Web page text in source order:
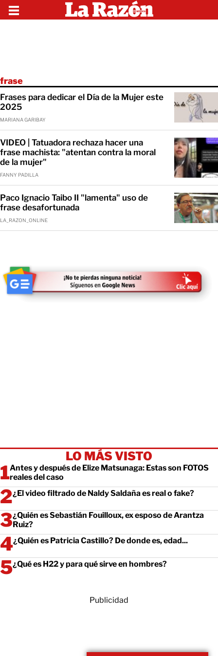
frase
Frases para dedicar el Día de la Mujer este
2025
MARIANA GARIBAY
VIDEO | Tatuadora rechaza hacer una
frase machista: "atentan contra la moral
de la mujer"
FANNY PADILLA
Paco Ignacio Taibo II "lamenta" uso de
frase desafortunada
LA_RAZON_ONLINE
LO MÁS VISTO
Antes y después de Elize Matsunaga: Estas son FOTOS
reales del caso
¿El video filtrado de Naldy Saldaña es real o fake?
¿Quién es Sebastián Fouilloux, ex esposo de Arantza
Ruiz?
¿Quién es Patricia Castillo? De donde es, edad...
¿Qué es H22 y para qué sirve en hombres?
Publicidad